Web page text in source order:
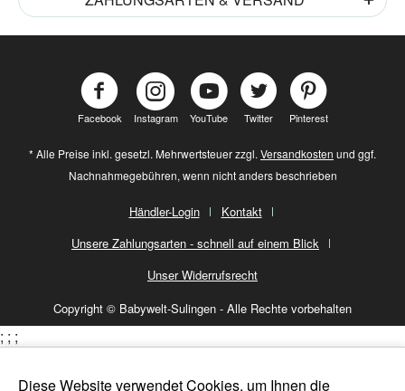
Facebook Instagram YouTube Twitter Pinterest
* Alle Preise inkl. gesetzl. Mehrwertsteuer zzgl. Versandkosten und ggf.
Nachnahmegebühren, wenn nicht anders beschrieben
Händler-Login
Kontakt
Unsere Zahlungsarten - schnell auf einem Blick
Unser Widerrufsrecht
Copyright © Babywelt-Sulingen - Alle Rechte vorbehalten
Diese Website verwendet Cookies, um Ihnen die
; ; ;